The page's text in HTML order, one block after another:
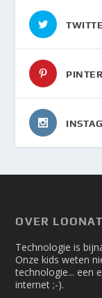
OVER
Technologie is
Onze kids weten
technologie... een
internet ;-).